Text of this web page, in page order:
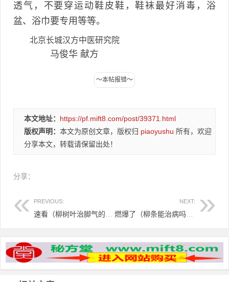
透气，不要穿运动鞋皮鞋，鞋袜最好消毒，浴
盆、浴巾要专用等等。
北京长城汉方中医研究院
马俊华 献方
本文地址： https://pf.mift8.com/post/39371.html
版权声明： 本文为原创文章，版权归 piaoyushu 所有，欢迎
分享本文，转载请保留出处！
分享：
PREVIOUS: NEXT: